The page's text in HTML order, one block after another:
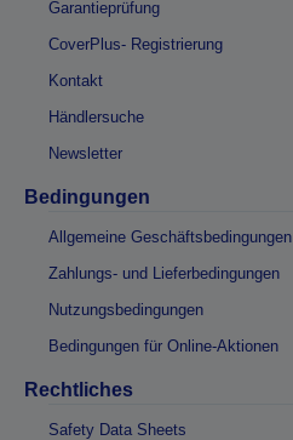
Garantieprüfung
CoverPlus- Registrierung
Kontakt
Händlersuche
Newsletter
Bedingungen
Allgemeine Geschäftsbedingungen
Zahlungs- und Lieferbedingungen
Nutzungsbedingungen
Bedingungen für Online-Aktionen
Rechtliches
Safety Data Sheets